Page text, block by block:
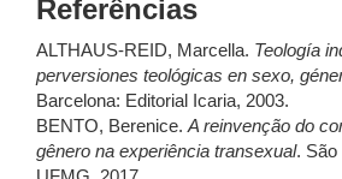
Referências
ALTHAUS-REID, Marcella. Teología
perversiones teológicas en sexo,
Barcelona: Editorial Icaria, 2003.
BENTO, Berenice. A reinvenção do
gênero na experiência transexual. São